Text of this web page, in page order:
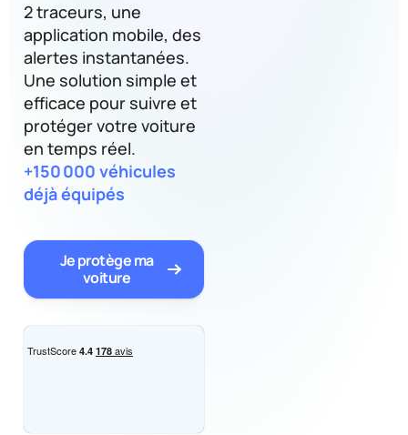
2 traceurs, une
application mobile, des
alertes instantanées.
Une solution simple et
efficace pour suivre et
protéger votre voiture
en temps réel.
+150 000 véhicules
déjà équipés
Je protège ma
voiture